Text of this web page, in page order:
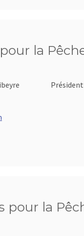
la
Président
pour la